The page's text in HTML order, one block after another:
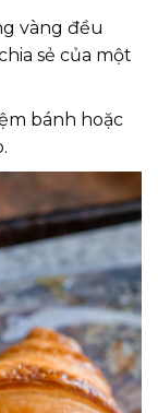
vàng đều
sẻ của một
bánh hoặc